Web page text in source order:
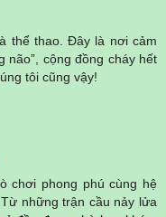
thể thao. Đây là nơi cảm
não”, cộng đồng cháy hết
tôi cũng vậy!
chơi phong phú cùng hệ
những trận cầu nảy lửa